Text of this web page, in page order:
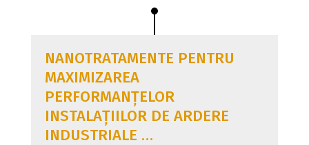
NANOTRATAMENTE PENTRU
MAXIMIZAREA
PERFORMANȚELOR
INSTALAȚIILOR DE ARDERE
INDUSTRIALE …